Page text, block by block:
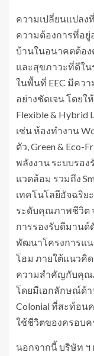
ความเปลี่ยนแปลง
ความต้องการที่อ
บ้านในอนาคตต้อง
และสุขภาวะที่ดีใน
ในพื้นที่ EEC มีคว
อย่างชัดเจน โดย
Flexible &
เช่น ห้องทำงาน
ตัว, Green & Eco-
พลังงาน ระบบรอง
แวดล้อม รวมถึง
เทคโนโลยีอัจฉริย
ระดับคุณภาพชีวิต
การรองรับดีมานด์
พัฒนาโครงการแน
โฮม ภายใต้แนวคิ
ความสำคัญกับคุณ
โดยมีเอกลักษณ์ด้า
Colonial ที่สะท้อน
ใช้ชีวิตของครอบค
นอกจากนี้ บริษัท ฯ